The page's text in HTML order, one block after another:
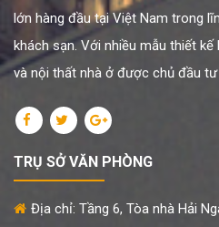
lớn hàng đầu tại Việt Nam trong
khách sạn. Với nhiều mẫu thiết
và nội thất nhà ở được chủ đầu
TRỤ SỞ VĂN PHÒNG
Địa chỉ: Tầng 6, Tòa nhà Hải